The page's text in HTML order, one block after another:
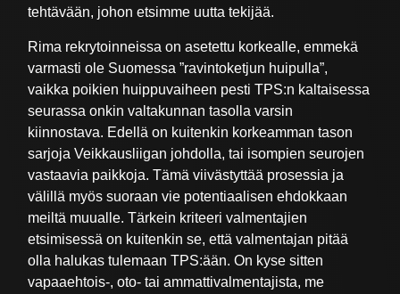
tehtävään, johon etsimme uutta tekijää.
Rima rekrytoinneissa on asetettu korkealle, emmekä
varmasti ole Suomessa ”ravintoketjun huipulla”,
vaikka poikien huippuvaiheen pesti TPS:n kaltaisessa
seurassa onkin valtakunnan tasolla varsin
kiinnostava. Edellä on kuitenkin korkeamman tason
sarjoja Veikkausliigan johdolla, tai isompien seurojen
vastaavia paikkoja. Tämä viivästyttää prosessia ja
välillä myös suoraan vie potentiaalisen ehdokkaan
meiltä muualle. Tärkein kriteeri valmentajien
etsimisessä on kuitenkin se, että valmentajan pitää
olla halukas tulemaan TPS:ään. On kyse sitten
vapaaehtois-, oto- tai ammattivalmentajista, me